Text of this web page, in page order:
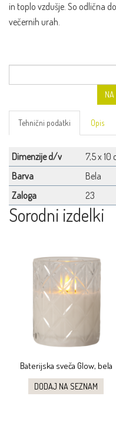
in toplo vzdušje. So odlična
večernih urah.
Tehnični podatki Opis
Dimenzije d/v
7,5 x 10
Barva
Bela
Zaloga
23
Sorodni izdelki
Baterijska sveča Glow, bela
DODAJ NA SEZNAM